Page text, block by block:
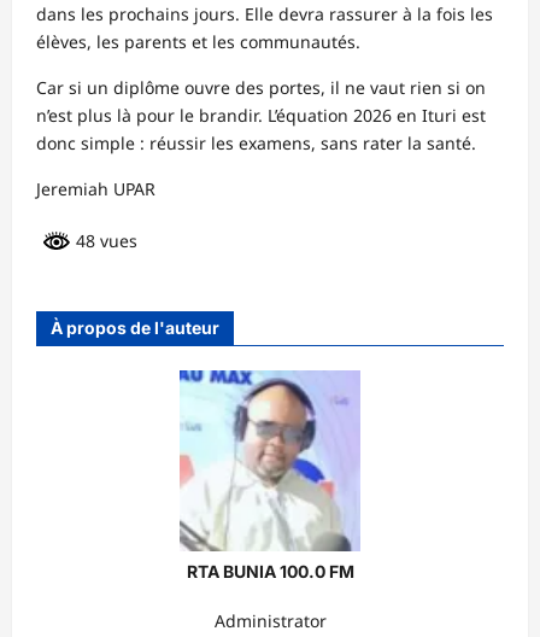
dans les prochains jours. Elle devra rassurer à la fois les
élèves, les parents et les communautés.
Car si un diplôme ouvre des portes, il ne vaut rien si on
n’est plus là pour le brandir. L’équation 2026 en Ituri est
donc simple : réussir les examens, sans rater la santé.
Jeremiah UPAR
48 vues
À propos de l'auteur
RTA BUNIA 100.0 FM
Administrator